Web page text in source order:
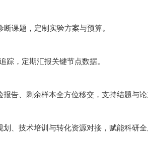
课题，定制实验方案与预算。
踪，定期汇报关键节点数据。
告、剩余样本全方位移交，支持结题与论
、技术培训与转化资源对接，赋能科研全